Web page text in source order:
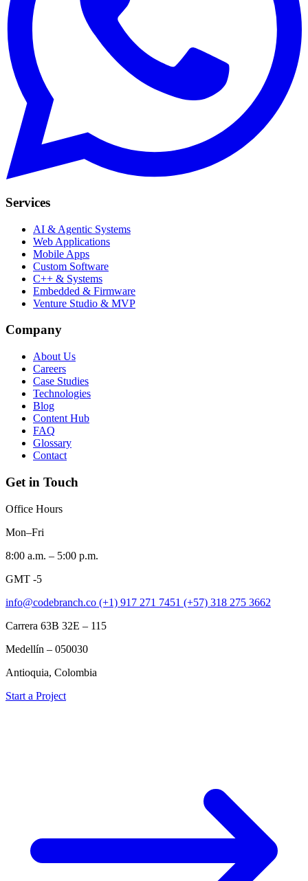
Services
AI & Agentic Systems
Web Applications
Mobile Apps
Custom Software
C++ & Systems
Embedded & Firmware
Venture Studio & MVP
Company
About Us
Careers
Case Studies
Technologies
Blog
Content Hub
FAQ
Glossary
Contact
Get in Touch
Office Hours
Mon–Fri
8:00 a.m. – 5:00 p.m.
GMT -5
info@codebranch.co (+1) 917 271 7451 (+57) 318 275 3662
Carrera 63B 32E – 115
Medellín – 050030
Antioquia, Colombia
Start a Project